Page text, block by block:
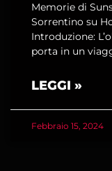
Memorie di
Sorrentino su
Introduzione:
porta in un
LEGGI »
Febbraio 15, 2024